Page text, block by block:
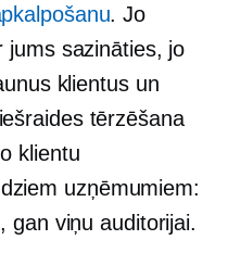
. Jo
jums sazināties, jo
klientus un
tērzēšana
klientu
uzņēmumiem:
gan viņu auditorijai.